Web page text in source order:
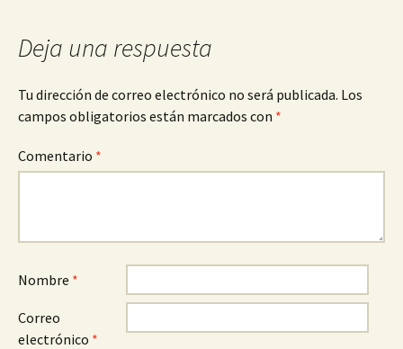
Deja una respuesta
Tu dirección de correo electrónico no será publicada. Los
campos obligatorios están marcados con *
Comentario *
Nombre *
Correo
electrónico *